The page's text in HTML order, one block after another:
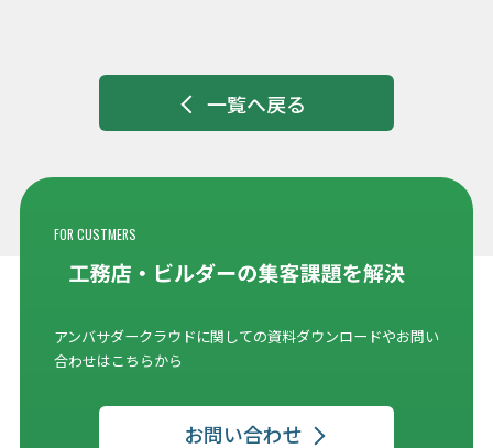
一覧へ戻る
FOR CUSTMERS
アンバサダークラウドに関しての資料ダウンロードやお問い
合わせはこちらから
お問い合わせ